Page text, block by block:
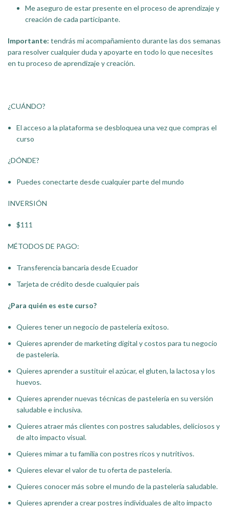
Me aseguro de estar presente en el proceso de aprendizaje y
creación de cada participante.
Importante: tendrás mi acompañamiento durante las dos semanas
para resolver cualquier duda y apoyarte en todo lo que necesites
en tu proceso de aprendizaje y creación.
¿CUÁNDO?
El acceso a la plataforma se desbloquea una vez que compras el
curso
¿DÓNDE?
Puedes conectarte desde cualquier parte del mundo
INVERSIÓN
$111
MÉTODOS DE PAGO:
Transferencia bancaria desde Ecuador
Tarjeta de crédito desde cualquier país
¿Para quién es este curso?
Quieres tener un negocio de pastelería exitoso.
Quieres aprender de marketing digital y costos para tu negocio
de pastelería.
Quieres aprender a sustituir el azúcar, el gluten, la lactosa y los
huevos.
Quieres aprender nuevas técnicas de pastelería en su versión
saludable e inclusiva.
Quieres atraer más clientes con postres saludables, deliciosos y
de alto impacto visual.
Quieres mimar a tu familia con postres ricos y nutritivos.
Quieres elevar el valor de tu oferta de pastelería.
Quieres conocer más sobre el mundo de la pastelería saludable.
Quieres aprender a crear postres individuales de alto impacto